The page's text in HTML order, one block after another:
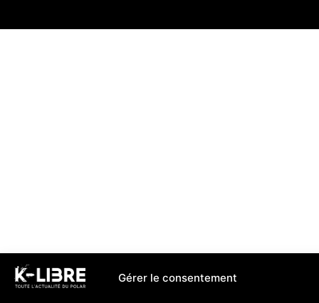
Gérer le consentement